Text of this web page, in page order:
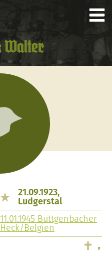
Walter
21.09.1923,
Ludgerstal
11.01.1945 Büttgenbacher
Heck/Belgien
,